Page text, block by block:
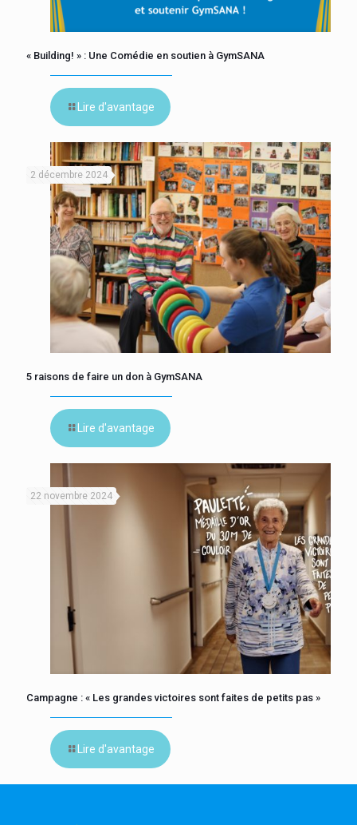
« Building! » : Une Comédie en soutien à GymSANA
Lire d'avantage
2 décembre 2024
5 raisons de faire un don à GymSANA
Lire d'avantage
22 novembre 2024
Campagne : « Les grandes victoires sont faites de petits pas »
Lire d'avantage